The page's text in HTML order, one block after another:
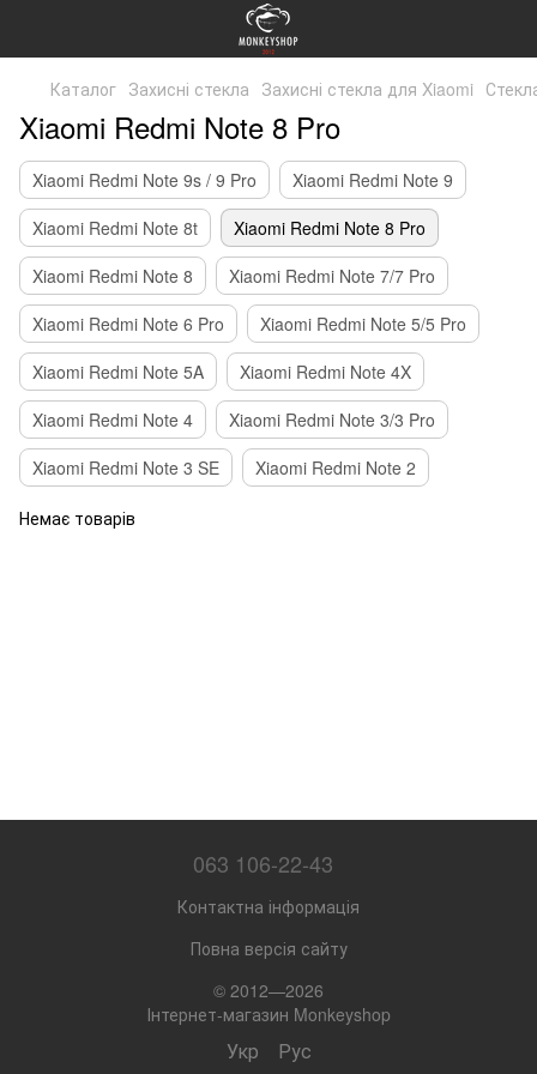
Каталог Захисні стекла Захисні стекла для Xiaomi
Xiaomi Redmi Note 8 Pro
Xiaomi Redmi Note 9s / 9 Pro
Xiaomi Redmi Note 9
Xiaomi Redmi Note 8t
Xiaomi Redmi Note 8 Pro
Xiaomi Redmi Note 8
Xiaomi Redmi Note 7/7 Pro
Xiaomi Redmi Note 6 Pro
Xiaomi Redmi Note 5/5 Pro
Xiaomi Redmi Note 5A
Xiaomi Redmi Note 4X
Xiaomi Redmi Note 4
Xiaomi Redmi Note 3/3 Pro
Xiaomi Redmi Note 3 SE
Xiaomi Redmi Note 2
Немає товарів
063 106-22-43
Контактна інформація
Повна версія сайту
© 2012—2026
Інтернет-магазин Monkeyshop
Укр Рус